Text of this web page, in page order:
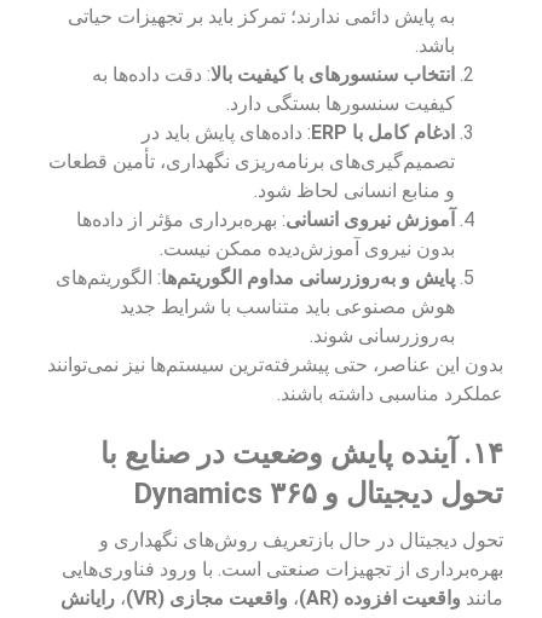
به پایش دائمی ندارند؛ تمرکز باید بر تجهیزات حیاتی
باشد.
انتخاب سنسورهای با کیفیت بالا: دقت داده‌ها به
کیفیت سنسورها بستگی دارد.
ادغام کامل با ERP
: داده‌های پایش باید در
تصمیم‌گیری‌های برنامه‌ریزی نگهداری، تأمین قطعات
و منابع انسانی لحاظ شود.
آموزش نیروی انسانی: بهره‌برداری مؤثر از داده‌ها
بدون نیروی آموزش‌دیده ممکن نیست.
پایش و به‌روزرسانی مداوم الگوریتم‌ها: الگوریتم‌های
هوش مصنوعی باید متناسب با شرایط جدید
به‌روزرسانی شوند.
بدون این عناصر، حتی پیشرفته‌ترین سیستم‌ها نیز نمی‌توانند
عملکرد مناسبی داشته باشند.
۱۴. آینده پایش وضعیت در صنایع با
تحول دیجیتال و Dynamics ۳۶۵
تحول دیجیتال در حال بازتعریف روش‌های نگهداری و
بهره‌برداری از تجهیزات صنعتی است. با ورود فناوری‌هایی
مانند واقعیت افزوده (AR) ، واقعیت مجازی (VR) ،رایانش